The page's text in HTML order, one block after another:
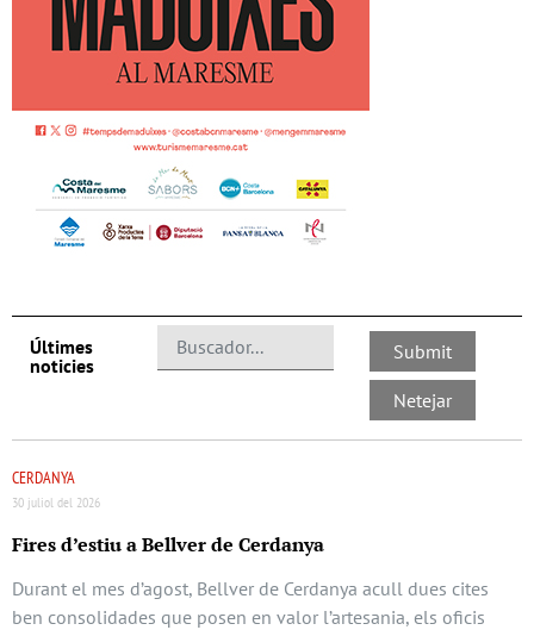
Últimes
noticies
CERDANYA
30 juliol del 2026
Fires d’estiu a Bellver de Cerdanya
Durant el mes d’agost, Bellver de Cerdanya acull dues cites
ben consolidades que posen en valor l’artesania, els oficis